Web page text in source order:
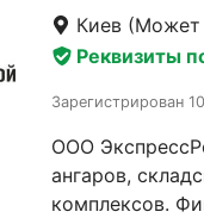
Киев (Может
Реквизиты
Зарегистрирован
ООО
ангаров,
комплексов.